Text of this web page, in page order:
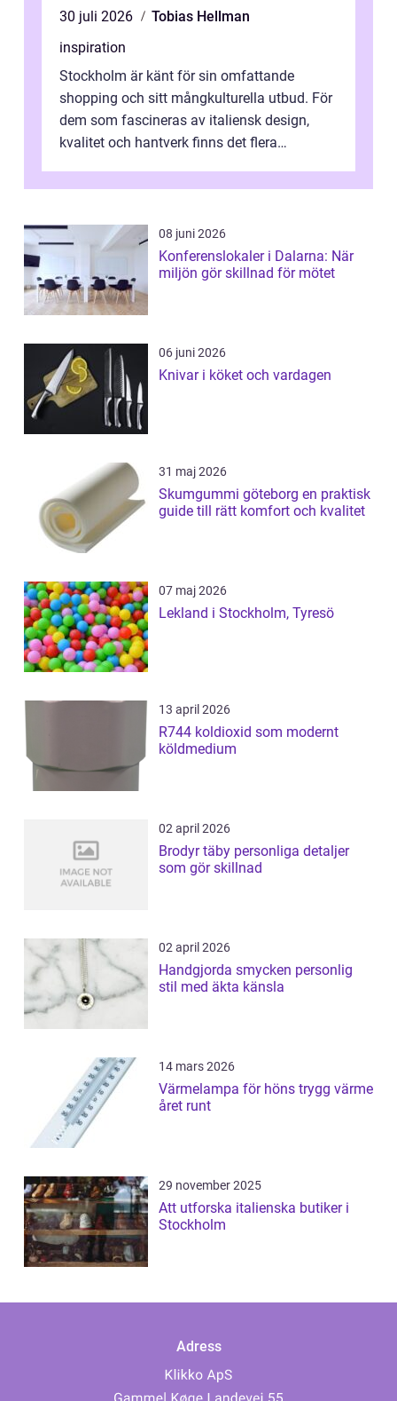
30 juli 2026
Tobias Hellman
inspiration
Stockholm är känt för sin omfattande
shopping och sitt mångkulturella utbud. För
dem som fascineras av italiensk design,
kvalitet och hantverk finns det flera
08 juni 2026
Konferenslokaler i Dalarna: När
miljön gör skillnad för mötet
06 juni 2026
Knivar i köket och vardagen
31 maj 2026
Skumgummi göteborg en praktisk
guide till rätt komfort och kvalitet
07 maj 2026
Lekland i Stockholm, Tyresö
13 april 2026
R744 koldioxid som modernt
köldmedium
02 april 2026
Brodyr täby personliga detaljer
som gör skillnad
02 april 2026
Handgjorda smycken personlig
stil med äkta känsla
14 mars 2026
Värmelampa för höns trygg värme
året runt
29 november 2025
Att utforska italienska butiker i
Stockholm
Adress